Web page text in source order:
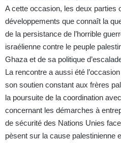
A cette occasion, les deux parties
développements que connaît la
de la persistance de l’horrible
israélienne contre le peuple
Ghaza et de sa politique
La rencontre a aussi été
son soutien constant aux frères
la poursuite de la coordination
concernant les démarches à
de sécurité des Nations Unies
pèsent sur la cause palestinienne